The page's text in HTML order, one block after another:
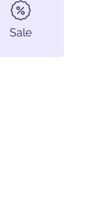
Sale